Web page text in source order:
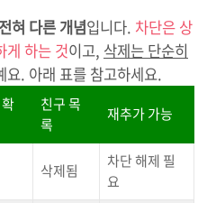
혀 다른 개념입니다. 차단은 상
게 하는 것이고, 삭제는 단순히
요. 아래 표를 참고하세요.
친구 목
록
재추가 가능
삭제됨
차단 해제 필
요